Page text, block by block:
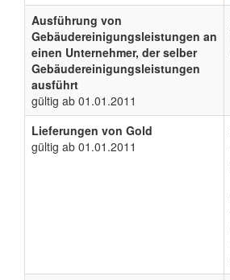
Ausführung von
Gebäudereinigungsleistungen an
einen Unternehmer, der selber
Gebäudereinigungsleistungen
ausführt
gültig ab 01.01.2011
Lieferungen von Gold
gültig ab 01.01.2011